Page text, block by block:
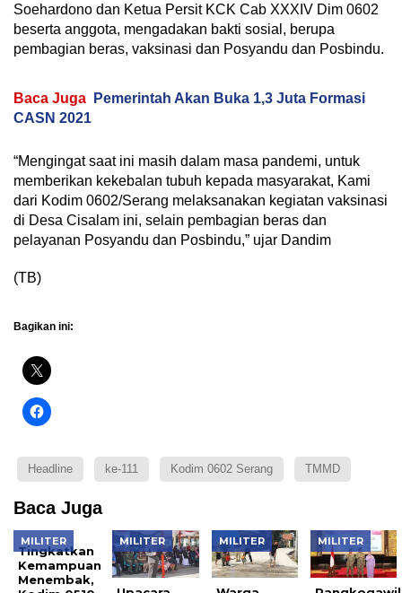
Soehardono dan Ketua Persit KCK Cab XXXIV Dim 0602
beserta anggota, mengadakan bakti sosial, berupa
pembagian beras, vaksinasi dan Posyandu dan Posbindu.
Baca Juga
Pemerintah Akan Buka 1,3 Juta Formasi
CASN 2021
“Mengingat saat ini masih dalam masa pandemi, untuk
memberikan kekebalan tubuh kepada masyarakat, Kami
dari Kodim 0602/Serang melaksanakan kegiatan vaksinasi
di Desa Cisalam ini, selain pembagian beras dan
pelayanan Posyandu dan Posbindu,” ujar Dandim
(TB)
Bagikan ini:
Headline ke-111 Kodim 0602 Serang TMMD
Baca Juga
MILITER
Tingkatkan
Kemampuan
Menembak,
MILITER MILITER MILITER